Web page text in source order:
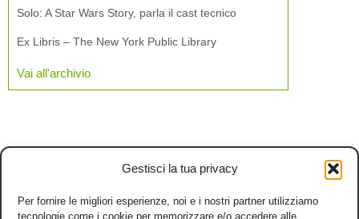
Gestisci la tua privacy
Per fornire le migliori esperienze, noi e i nostri partner utilizziamo
tecnologie come i cookie per memorizzare e/o accedere alle
Solo: A Star Wars Story, parla il cast tecnico
Ex Libris – The New York Public Library
Vai all'archivio